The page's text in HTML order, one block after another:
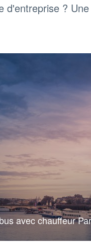
d'entreprise ?
avec chauffeur